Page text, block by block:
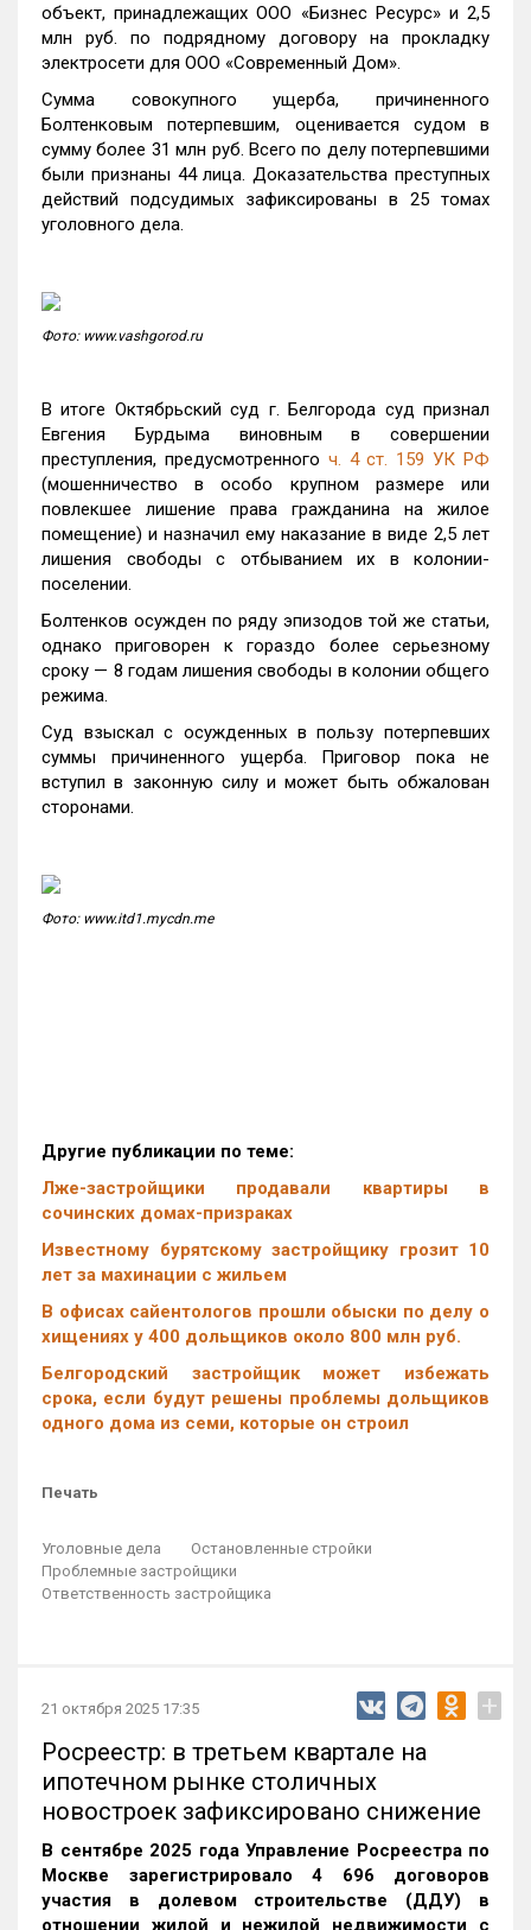
объект, принадлежащих ООО «Бизнес Ресурс» и 2,5
млн руб. по подрядному договору на прокладку
электросети для ООО «Современный Дом».
Сумма совокупного ущерба, причиненного
Болтенковым потерпевшим, оценивается судом в
сумму более 31 млн руб. Всего по делу потерпевшими
были признаны 44 лица. Доказательства преступных
действий подсудимых зафиксированы в 25 томах
уголовного дела.
Фото: www.vashgorod.ru
В итоге Октябрьский суд г. Белгорода суд признал
Евгения Бурдыма виновным в совершении
преступления, предусмотренного ч. 4 ст. 159 УК РФ
(мошенничество в особо крупном размере или
повлекшее лишение права гражданина на жилое
помещение) и назначил ему наказание в виде 2,5 лет
лишения свободы с отбыванием их в колонии-
поселении.
Болтенков осужден по ряду эпизодов той же статьи,
однако приговорен к гораздо более серьезному
сроку — 8 годам лишения свободы в колонии общего
режима.
Суд взыскал с осужденных в пользу потерпевших
суммы причиненного ущерба. Приговор пока не
вступил в законную силу и может быть обжалован
сторонами.
Фото: www.itd1.mycdn.me
Другие публикации по теме:
Лже-застройщики продавали квартиры в
сочинских домах-призраках
Известному бурятскому застройщику грозит 10
лет за махинации с жильем
В офисах сайентологов прошли обыски по делу о
хищениях у 400 дольщиков около 800 млн руб.
Белгородский застройщик может избежать
срока, если будут решены проблемы дольщиков
одного дома из семи, которые он строил
Печать
Уголовные дела
Остановленные стройки
Проблемные застройщики
Ответственность застройщика
21 октября 2025 17:35 +
Росреестр: в третьем квартале на
ипотечном рынке столичных
новостроек зафиксировано снижение
В сентябре 2025 года Управление Росреестра по
Москве зарегистрировало 4 696 договоров
участия в долевом строительстве (ДДУ) в
отношении жилой и нежилой недвижимости с